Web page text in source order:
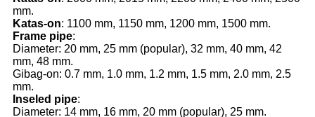
mm.
Katas-on: 1100 mm, 1150 mm, 1200 mm, 1500 mm.
Frame pipe:
Diameter: 20 mm, 25 mm (popular), 32 mm, 40 mm, 42
mm, 48 mm.
Gibag-on: 0.7 mm, 1.0 mm, 1.2 mm, 1.5 mm, 2.0 mm, 2.5
mm.
Inseled pipe:
Diameter: 14 mm, 16 mm, 20 mm (popular), 25 mm.